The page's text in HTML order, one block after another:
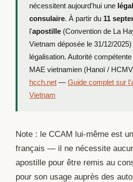
nécessitent aujourd'hui une
consulaire. À partir du 11
l'apostille (Convention de La
Vietnam déposée le 31/12/
légalisation. Autorité
MAE vietnamien (Hanoï /
hcch.net — Guide complet sur
Vietnam
Note : le CCAM lui-même est
français — il ne nécessite
apostille pour être remis au
pour son usage auprès des